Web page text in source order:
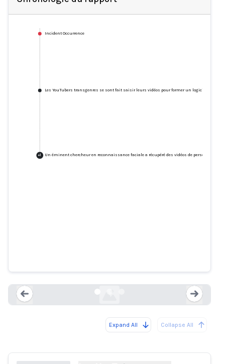
Incident Occurrence
Les YouTubers transgenres se sont fait saisir leurs vidéos pour former un logiciel de
+1 Un éminent chercheur en reconnaissance faciale a récupéré des vidéos de personnes
Expand All Collapse All